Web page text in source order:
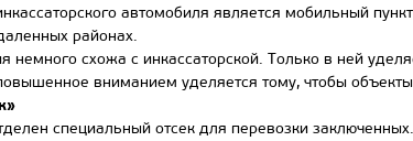
автомобиля является мобильный
районах.
схожа с инкассаторской. Только в ней
вниманием уделяется тому, чтобы
специальный отсек для перевозки